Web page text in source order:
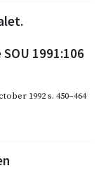
1991:106
1992s. 450–464